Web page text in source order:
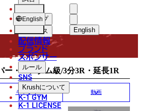
English
한국어
中文（简体
ショップ
ニュース
配信情報
ブランド
スポンサー
ルール
SNS
Krushについて
K-1 GYM
K-1 LICENSE
English
RESULT
試合結果
ー・バンタム級/3分3R・延長1R
ギャラリー 動画